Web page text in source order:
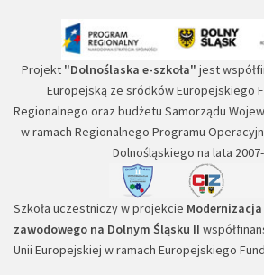
Projekt "Dolnoślaska e-szkoła" jest
Europejską ze sródków Europejskiego
Regionalnego oraz budżetu Samorządu
w ramach Regionalnego Programu
Dolnośląskiego na lata
Szkoła uczestniczy w projekcie
zawodowego na Dolnym Śląsku II
Unii Europejskiej w ramach Europejskiego